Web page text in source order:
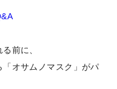
前に、
オサムノマスク」がパ